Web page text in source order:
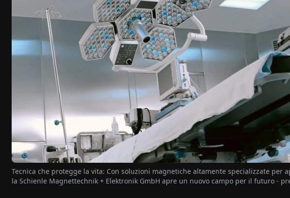
Tecnica che protegge la vita: Con soluzioni magnetiche altamente specializzate per
la Schienle Magnettechnik + Elektronik GmbH apre un nuovo campo per il futuro -